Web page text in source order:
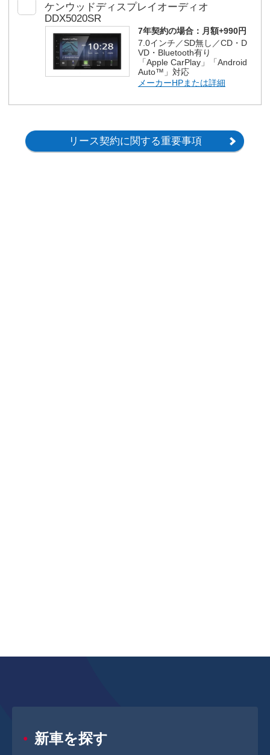
ケンウッドディスプレイオーディオ
DDX5020SR
7年契約の場合： 月額+990円
7.0インチ／SD無し／CD・D
VD・Bluetooth有り
「Apple CarPlay」「Android
Auto™」対応
メーカーHPまたは詳細
リース契約に関する重要事項
新車を探す